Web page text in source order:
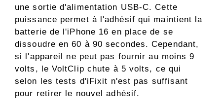
une sortie d'alimentation USB-C. Cette
puissance permet à l'adhésif qui maintient la
batterie de l'iPhone 16 en place de se
dissoudre en 60 à 90 secondes. Cependant,
si l'appareil ne peut pas fournir au moins 9
volts, le VoltClip chute à 5 volts, ce qui
selon les tests d'iFixit n'est pas suffisant
pour retirer le nouvel adhésif.